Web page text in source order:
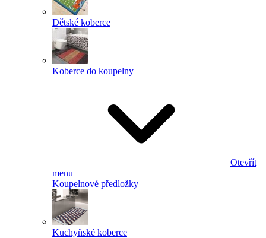
Dětské koberce
Koberce do koupelny
Otevřít
menu
Koupelnové předložky
Kuchyňské koberce